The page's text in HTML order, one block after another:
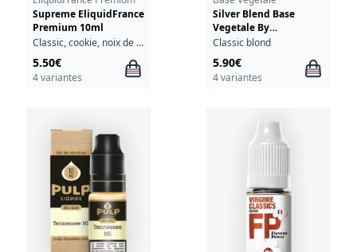
Supreme EliquidFrance
Premium 10ml
Classic, cookie, noix de coco
5.50€
4 variantes
Silver Blend Base
Vegetale By
Liquidarom 10ml
Classic blond
5.90€
4 variantes